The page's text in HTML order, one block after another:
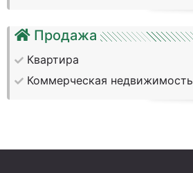
Продажа
Квартира
Коммерческая недвижимость